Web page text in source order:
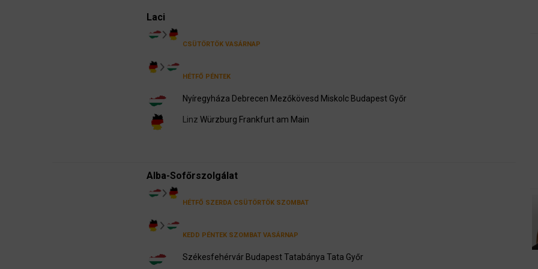
Laci
CSÜTÖRTÖK VASÁRNAP
HÉTFŐ PÉNTEK
Nyíregyháza Debrecen Mezőkövesd Miskolc Budapest Győr
Linz Würzburg Frankfurt am Main
Alba-Sofőrszolgálat
HÉTFŐ SZERDA CSÜTÖRTÖK SZOMBAT
KEDD PÉNTEK SZOMBAT VASÁRNAP
Székesfehérvár BudapestTatabánya Tata Győr